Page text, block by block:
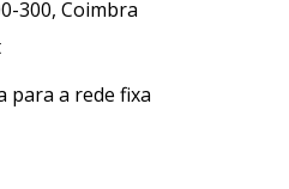
300, Coimbra
para a rede fixa